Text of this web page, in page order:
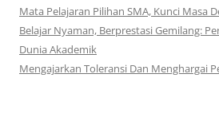
Mata Pelajaran Pilihan SMA, Kunci Masa
Belajar Nyaman, Berprestasi Gemilang:
Dunia Akademik
Mengajarkan Toleransi Dan Menghargai